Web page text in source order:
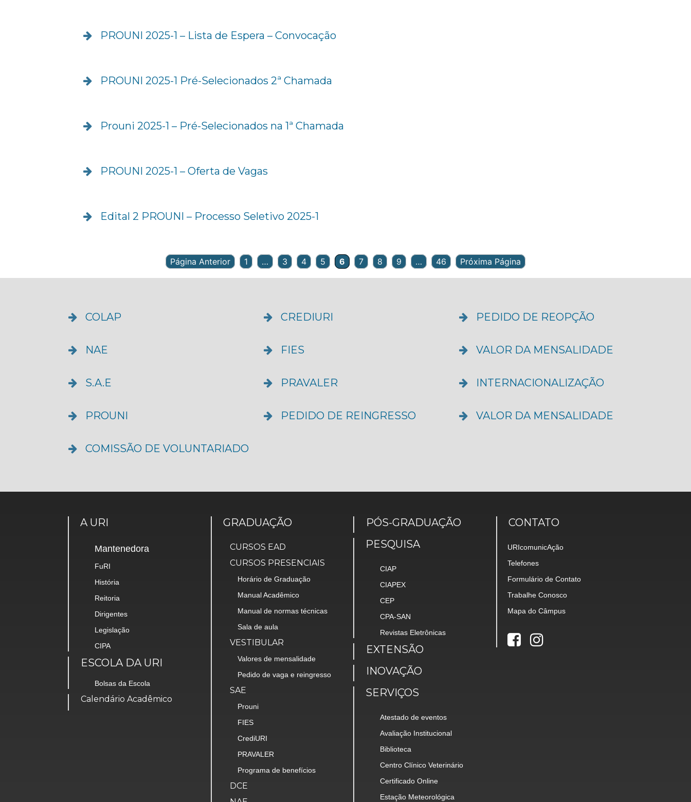
PROUNI 2025-1 – Lista de Espera – Convocação
PROUNI 2025-1 Pré-Selecionados 2ª Chamada
Prouni 2025-1 – Pré-Selecionados na 1ª Chamada
PROUNI 2025-1 – Oferta de Vagas
Edital 2 PROUNI – Processo Seletivo 2025-1
Página Anterior 1 … 3 4 5 6 7 8 9 … 46 Próxima Página
COLAP
NAE
S.A.E
PROUNI
CREDIURI
FIES
PRAVALER
PEDIDO DE REINGRESSO
PEDIDO DE REOPÇÃO
VALOR DA MENSALIDADE
INTERNACIONALIZAÇÃO
VALOR DA MENSALIDADE
COMISSÃO DE VOLUNTARIADO
A URI
Mantenedora
FuRI
História
Reitoria
Dirigentes
Legislação
CIPA
ESCOLA DA URI
Bolsas da Escola
Calendário Acadêmico
GRADUAÇÃO
CURSOS EAD
CURSOS PRESENCIAIS
Horário de Graduação
Manual Acadêmico
Manual de normas técnicas
Sala de aula
VESTIBULAR
Valores de mensalidade
Pedido de vaga e reingresso
SAE
Prouni
FIES
CrediURI
PRAVALER
Programa de benefícios
DCE
PÓS-GRADUAÇÃO
PESQUISA
CIAP
CIAPEX
CEP
CPA-SAN
Revistas Eletrônicas
EXTENSÃO
INOVAÇÃO
SERVIÇOS
Atestado de eventos
Avaliação Institucional
Biblioteca
Centro Clínico Veterinário
Certificado Online
Estação Meteorológica
CONTATO
URIcomunicAção
Telefones
Formulário de Contato
Trabalhe Conosco
Mapa do Câmpus